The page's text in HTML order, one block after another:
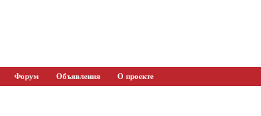
Форум Объявления О проекте